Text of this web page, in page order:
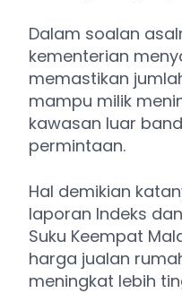
Dalam soalan
kementerian
memastikan
mampu milik
kawasan luar
permintaan.
Hal demikian
laporan Indeks
Suku Keempat
harga jualan
meningkat lebih